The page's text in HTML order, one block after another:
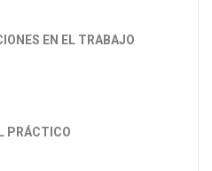
EN EL TRABAJO
PRÁCTICO